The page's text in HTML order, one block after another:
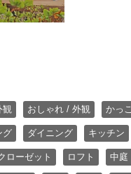
観 おしゃれ / 外観 かっ
グ ダイニング キッチン
ローゼット ロフト 中庭